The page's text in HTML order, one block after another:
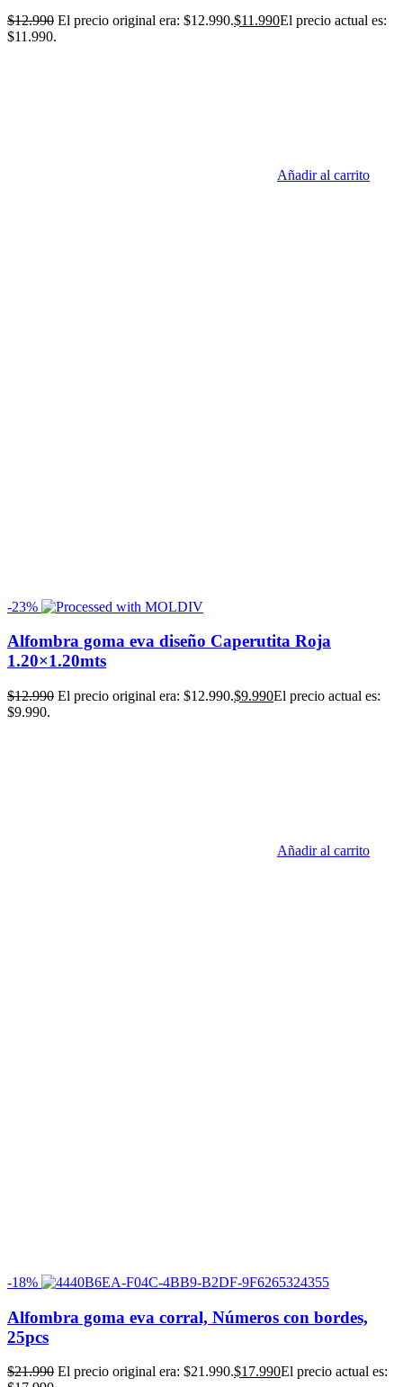
$12.990 El precio original era: $12.990.$11.990El precio actual es:
$11.990.
Añadir al carrito
-23%
Alfombra goma eva diseño Caperutita Roja
1.20×1.20mts
$12.990 El precio original era: $12.990.$9.990El precio actual es:
$9.990.
Añadir al carrito
-18%
Alfombra goma eva corral, Números con bordes,
25pcs
$21.990 El precio original era: $21.990.$17.990El precio actual es: